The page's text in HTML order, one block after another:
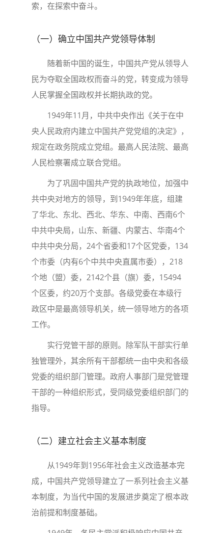
索，在探索中奋斗。
（一）确立中国共产党领导体制
随着新中国的诞生，中国共产党从领导人
民为夺取全国政权而奋斗的党，转变成为领导
人民掌握全国政权并长期执政的党。
1949年11月，中共中央作出《关于在中
央人民政府内建立中国共产党党组的决定》，
规定在政务院成立党组。最高人民法院、最高
人民检察署成立联合党组。
为了巩固中国共产党的执政地位，加强中
共中央对地方的领导，到1949年年底，组建
了华北、东北、西北、华东、中南、西南6个
中共中央局，山东、新疆、内蒙古、华南4个
中共中央分局，24个省委和17个区党委，134
个市委（内有6个中共中央直属市委），218
个地（盟）委，2142个县（旗）委，15494
个区委，约20万个支部。各级党委在本级行
政区中是最高领导机关，统一领导地方的各项
工作。
实行党管干部的原则。除军队干部实行单
独管理外，其余所有干部都统一由中央和各级
党委的组织部门管理。政府人事部门是党管理
干部的一种组织形式，受同级党委组织部门的
指导。
（二）建立社会主义基本制度
从1949年到1956年社会主义改造基本完
成，中国共产党领导建立了一系列社会主义基
本制度，为当代中国的发展进步奠定了根本政
治前提和制度基础。